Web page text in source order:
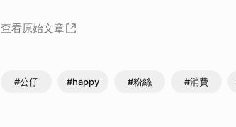
查看原始文章
#公仔 #happy #粉絲 #消費